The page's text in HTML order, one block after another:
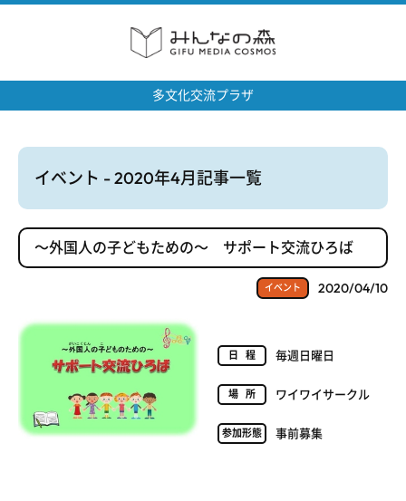
多文化交流プラザ
イベント - 2020年4月記事一覧
～外国人の子どもための～ サポート交流ひろば
イベント 2020/04/10
日程 毎週日曜日
場所 ワイワイサークル
参加形態 事前募集